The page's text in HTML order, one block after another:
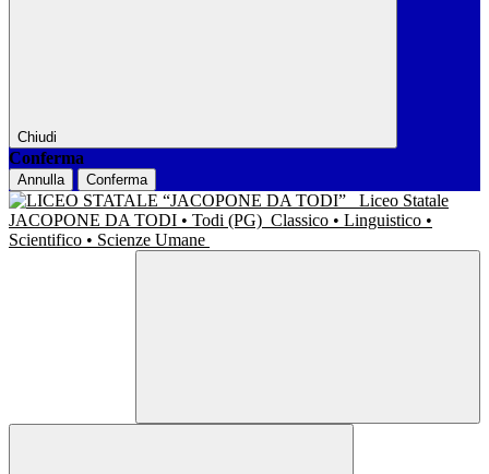
Chiudi
Conferma
Annulla Conferma
Liceo Statale
JACOPONE DA TODI • Todi (PG) Classico • Linguistico •
Scientifico • Scienze Umane